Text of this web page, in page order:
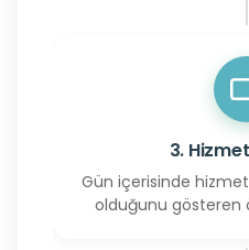
3.
Gün içerisinde
olduğunu gösteren